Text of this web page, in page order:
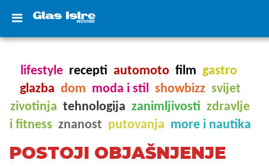
lifestyle recepti automoto film gastro
glazba dom moda i stil showbizz svijet
zivotinja tehnologija zanimljivosti zdravlje
i fitness znanost putovanja more i nautika
POSTOJI OBJAŠNJENJE